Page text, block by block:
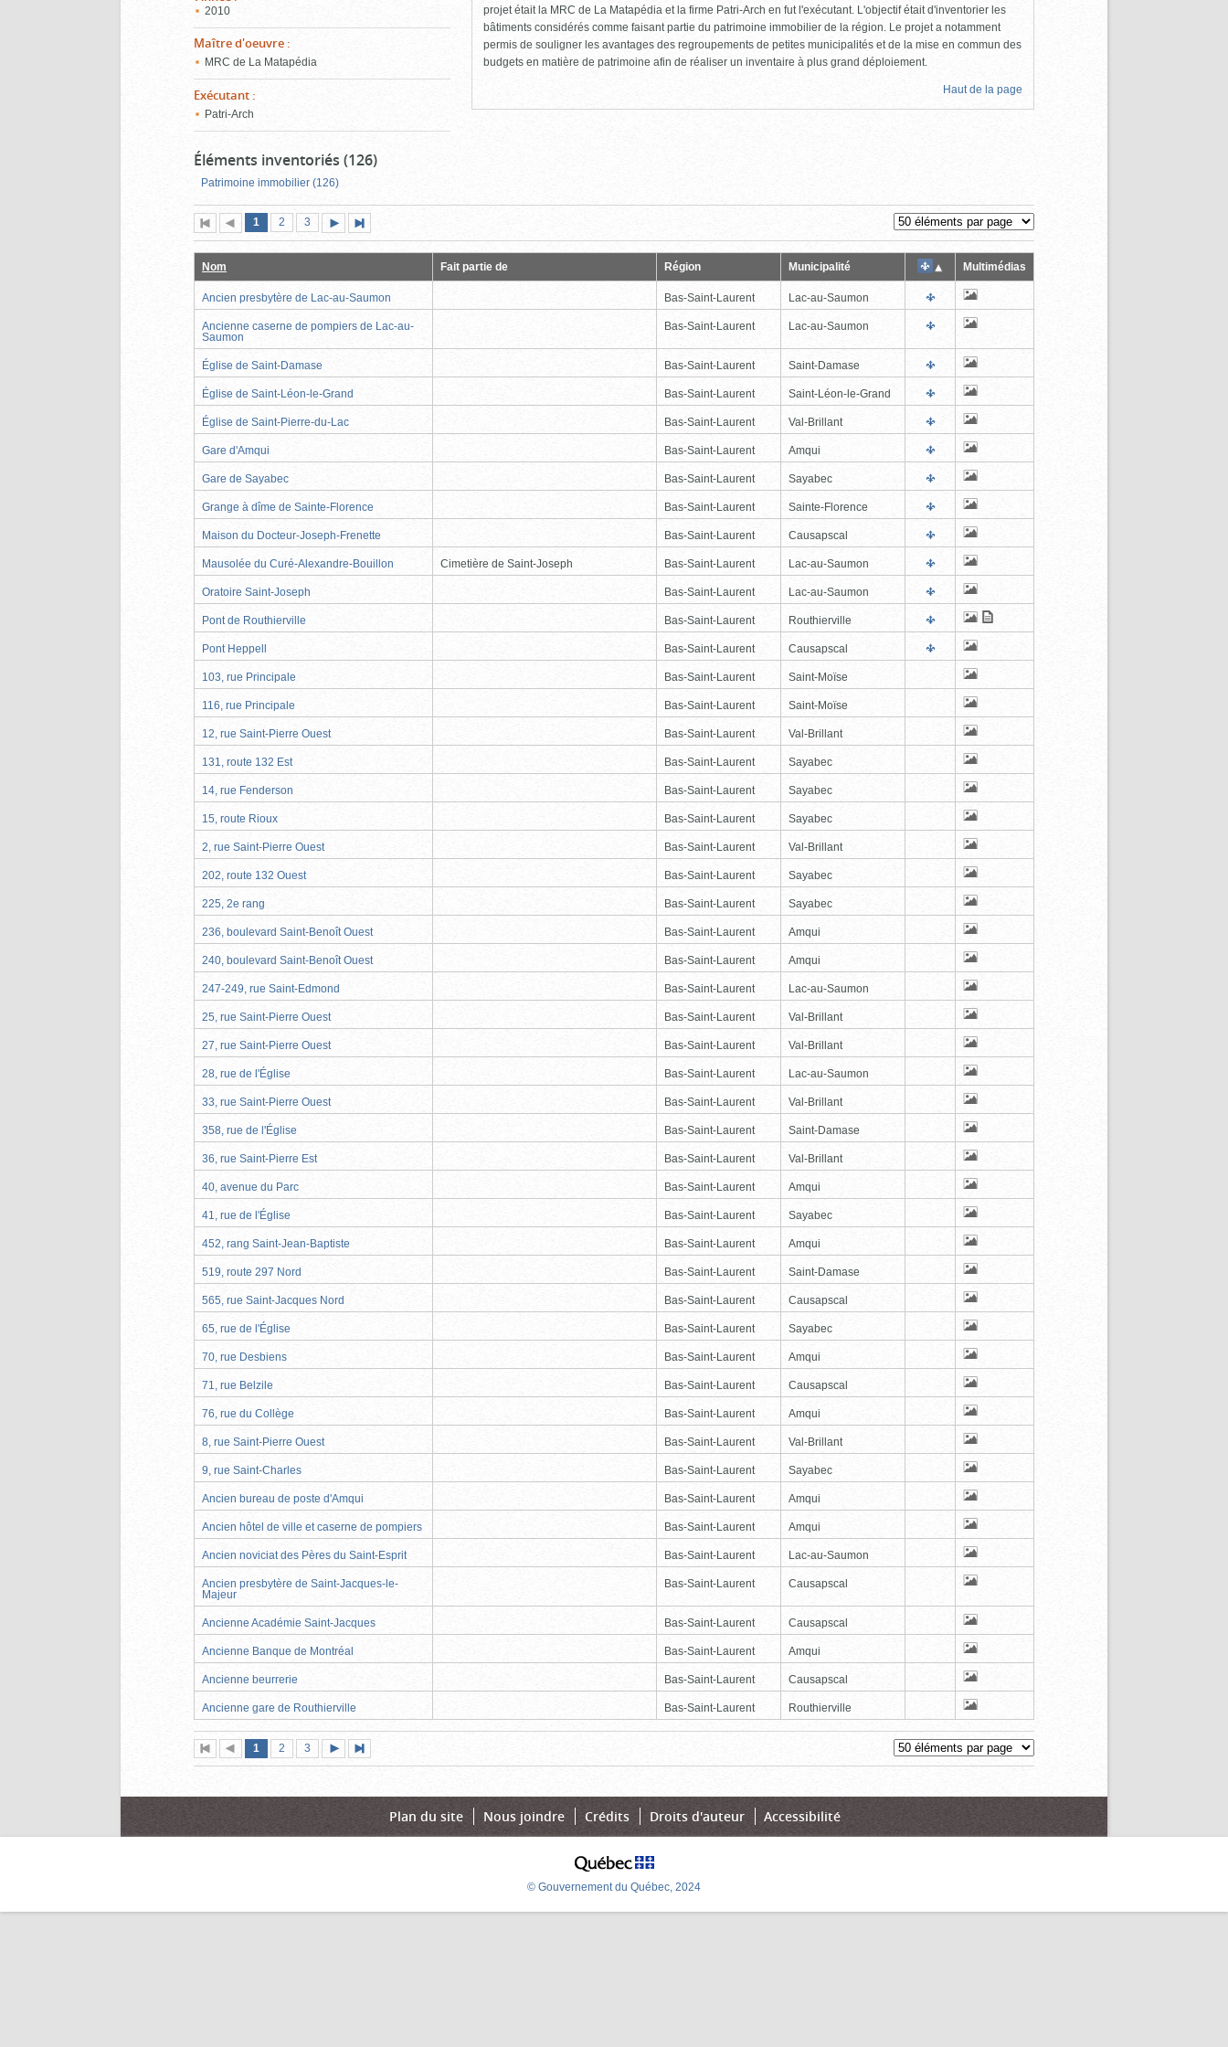
2010
Maître d'oeuvre :
MRC de La Matapédia
Exécutant :
Patri-Arch
projet était la MRC de La Matapédia et la firme Patri-Arch en fut l'exécutant. L'objectif était d'inventorier les
bâtiments considérés comme faisant partie du patrimoine immobilier de la région. Le projet a notamment
permis de souligner les avantages des regroupements de petites municipalités et de la mise en commun des
budgets en matière de patrimoine afin de réaliser un inventaire à plus grand déploiement.
Haut de la page
Éléments inventoriés (126)
Patrimoine immobilier (126)
Première
page
Page
précédente
Page
1 (page
actuelle)
Page
2 Page
3
suivante
page
Nom Fait partie de Région Municipalité Multimédias
Ancien presbytère de Lac-au-Saumon Bas-Saint-Laurent Lac-au-Saumon
Ancienne caserne de pompiers de Lac-au-
Saumon
Bas-Saint-Laurent Lac-au-Saumon
Église de Saint-Damase Bas-Saint-Laurent Saint-Damase
Église de Saint-Léon-le-Grand Bas-Saint-Laurent Saint-Léon-le-Grand
Église de Saint-Pierre-du-Lac Bas-Saint-Laurent Val-Brillant
Gare d'Amqui Bas-Saint-Laurent Amqui
Gare de Sayabec Bas-Saint-Laurent Sayabec
Grange à dîme de Sainte-Florence Bas-Saint-Laurent Sainte-Florence
Maison du Docteur-Joseph-Frenette Bas-Saint-Laurent Causapscal
Mausolée du Curé-Alexandre-Bouillon Cimetière de Saint-Joseph Bas-Saint-Laurent Lac-au-Saumon
Oratoire Saint-Joseph Bas-Saint-Laurent Lac-au-Saumon
Pont de Routhierville Bas-Saint-Laurent Routhierville
Pont Heppell Bas-Saint-Laurent Causapscal
103, rue Principale Bas-Saint-Laurent Saint-Moïse
116, rue Principale Bas-Saint-Laurent Saint-Moïse
12, rue Saint-Pierre Ouest Bas-Saint-Laurent Val-Brillant
131, route 132 Est Bas-Saint-Laurent Sayabec
14, rue Fenderson Bas-Saint-Laurent Sayabec
15, route Rioux Bas-Saint-Laurent Sayabec
2, rue Saint-Pierre Ouest Bas-Saint-Laurent Val-Brillant
202, route 132 Ouest Bas-Saint-Laurent Sayabec
225, 2e rang Bas-Saint-Laurent Sayabec
236, boulevard Saint-Benoît Ouest Bas-Saint-Laurent Amqui
240, boulevard Saint-Benoît Ouest Bas-Saint-Laurent Amqui
247-249, rue Saint-Edmond Bas-Saint-Laurent Lac-au-Saumon
25, rue Saint-Pierre Ouest Bas-Saint-Laurent Val-Brillant
27, rue Saint-Pierre Ouest Bas-Saint-Laurent Val-Brillant
28, rue de l'Église Bas-Saint-Laurent Lac-au-Saumon
33, rue Saint-Pierre Ouest Bas-Saint-Laurent Val-Brillant
358, rue de l'Église Bas-Saint-Laurent Saint-Damase
36, rue Saint-Pierre Est Bas-Saint-Laurent Val-Brillant
40, avenue du Parc Bas-Saint-Laurent Amqui
41, rue de l'Église Bas-Saint-Laurent Sayabec
452, rang Saint-Jean-Baptiste Bas-Saint-Laurent Amqui
519, route 297 Nord Bas-Saint-Laurent Saint-Damase
565, rue Saint-Jacques Nord Bas-Saint-Laurent Causapscal
65, rue de l'Église Bas-Saint-Laurent Sayabec
70, rue Desbiens Bas-Saint-Laurent Amqui
71, rue Belzile Bas-Saint-Laurent Causapscal
76, rue du Collège Bas-Saint-Laurent Amqui
8, rue Saint-Pierre Ouest Bas-Saint-Laurent Val-Brillant
9, rue Saint-Charles Bas-Saint-Laurent Sayabec
Ancien bureau de poste d'Amqui Bas-Saint-Laurent Amqui
Ancien hôtel de ville et caserne de pompiers Bas-Saint-Laurent Amqui
Ancien noviciat des Pères du Saint-Esprit Bas-Saint-Laurent Lac-au-Saumon
Ancien presbytère de Saint-Jacques-le-
Majeur
Bas-Saint-Laurent Causapscal
Ancienne Académie Saint-Jacques Bas-Saint-Laurent Causapscal
Ancienne Banque de Montréal Bas-Saint-Laurent Amqui
Ancienne beurrerie Bas-Saint-Laurent Causapscal
Ancienne gare de Routhierville Bas-Saint-Laurent Routhierville
Première
page
Page
précédente
Page
1 (page
actuelle)
Page
2 Page
3
suivante
page
Plan du site Nous joindre Crédits Droits d'auteur Accessibilité
© Gouvernement du Québec, 2024